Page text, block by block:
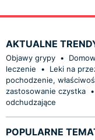
AKTUALNE
Objawy grypy •
leczenie
• Leki na
pochodzenie,
zastosowanie czystka •
odchudzające
POPULARNE